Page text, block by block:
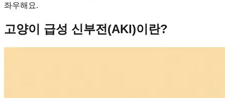
좌우해요.
고양이 급성 신부전(AKI)이란?